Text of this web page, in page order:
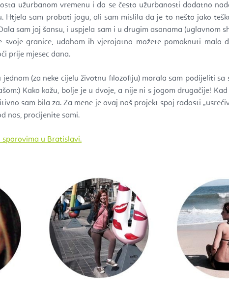
užurbanom vremenu i da se često užurbanosti dodatno
Htjela sam probati jogu, ali sam mislila da je to nešto jako
sam joj šansu, i uspjela sam i u drugim asanama (uglavnom
svoje granice, udahom ih vjerojatno možete pomaknuti malo
prije mjesec dana.
(za neke cijelu životnu filozofiju) morala sam podijeliti sa
Kako kažu, bolje je u dvoje, a nije ni s jogom drugačije!
sam bila za. Za mene je ovaj naš projekt spoj radosti
nas, procijenite sami.
sporovima u Bratislavi.